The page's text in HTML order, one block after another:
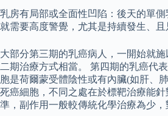
乳房有局部或全面性凹陷：後天的單
就需要高度警覺，尤其是持續發生、
大部分第三期的乳癌病人，一開始就
二期治療方式相當。 第四期的乳癌代
胞是荷爾蒙受體陰性或有內臟(如肝、
死癌細胞，不同之處在於標靶治療能
準，副作用一般較傳統化學治療為少